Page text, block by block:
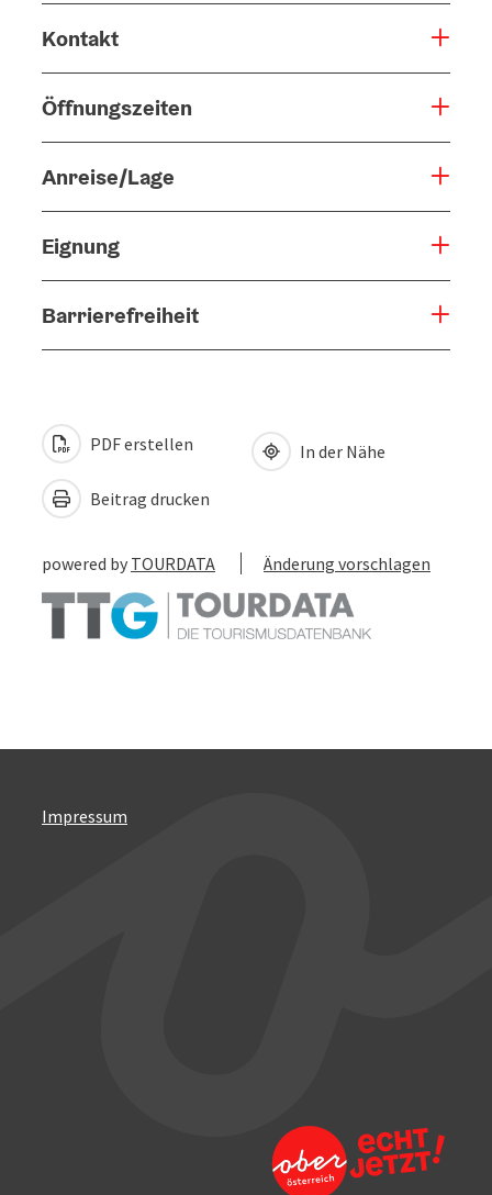
Kontakt
Öffnungszeiten
Anreise/Lage
Eignung
Barrierefreiheit
PDF erstellen
Beitrag drucken
In der Nähe
powered by TOURDATA Änderung vorschlagen
Impressum